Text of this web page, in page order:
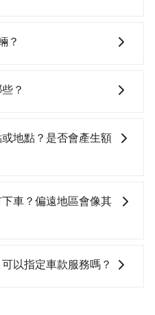
均每人花費為700元。但
車接送，則每人平均花費
出約320元的交通費，所以
，預約tripool還是比較划
的交通費用。
再額外加收$3.2，從台北
小時40元路邊停車費用預
可能的罰單都需自付。再
體驗較差的車款，如果人
七人座或九人座可供選
的就是車況，打開車門才
樂透一樣。另外，偶爾也
上一位用戶卻遲遲尚未歸
不到停車位，對於急著用
但實際使用時還是有其區
與你的上下車地點仍有段
Yoxi等，如果在路邊攔不
元間，但如改預約
？
。在現行法律下，營業小
改裝的車輛，不僅與車輛
不符。在路上被警察盤查
位，建議預約一台九人座
數超過12位就一定是叫一
？
或客運到達或離開火車
乘坐計程車到達或離開火
與人共乘、快速抵達。
地點？是否會產生額
服務」，每個點距離在 5
且每個點最多停留 5 分
車？偏遠地區會像其
已經包含了所有基本的費
以指定車款服務嗎？